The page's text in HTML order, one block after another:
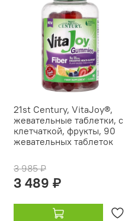
21st Century, VitaJoy®,
жевательные таблетки, с
клетчаткой, фрукты, 90
жевательных таблеток
3 985 ₽
3 489 ₽